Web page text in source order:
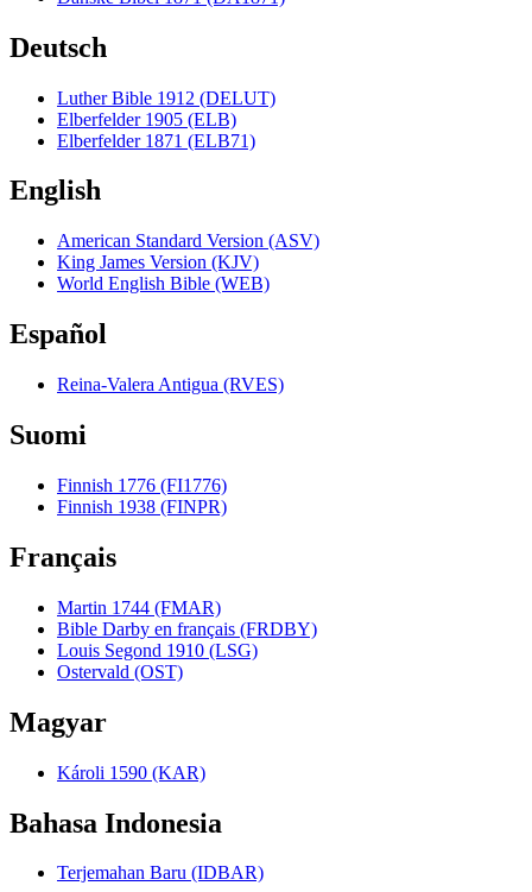
Deutsch
Luther Bible 1912 (DELUT)
Elberfelder 1905 (ELB)
Elberfelder 1871 (ELB71)
English
American Standard Version (ASV)
King James Version (KJV)
World English Bible (WEB)
Español
Reina-Valera Antigua (RVES)
Suomi
Finnish 1776 (FI1776)
Finnish 1938 (FINPR)
Français
Martin 1744 (FMAR)
Bible Darby en français (FRDBY)
Louis Segond 1910 (LSG)
Ostervald (OST)
Magyar
Károli 1590 (KAR)
Bahasa Indonesia
Terjemahan Baru (IDBAR)